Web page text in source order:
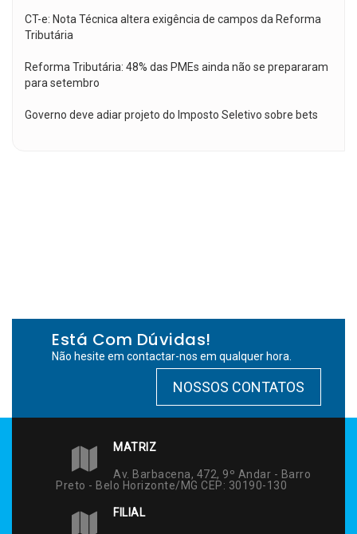
CT-e: Nota Técnica altera exigência de campos da Reforma
Tributária
Reforma Tributária: 48% das PMEs ainda não se prepararam
para setembro
Governo deve adiar projeto do Imposto Seletivo sobre bets
Está Com Dúvidas!
Não hesite em contactar-nos em qualquer hora.
NOSSOS CONTATOS
MATRIZ
Av. Barbacena, 472, 9º Andar - Barro
Preto - Belo Horizonte/MG CEP: 30190-130
FILIAL